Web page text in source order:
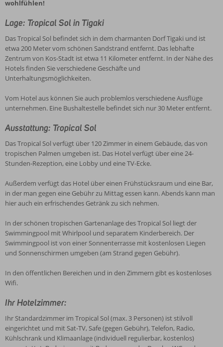
wohlfühlen!
Lage: Tropical Sol in Tigaki
Das Tropical Sol befindet sich in dem charmanten Dorf Tigaki und ist
etwa 200 Meter vom schönen Sandstrand entfernt. Das lebhafte
Zentrum von Kos-Stadt ist etwa 11 Kilometer entfernt. In der Nähe des
Hotels finden Sie verschiedene Geschäfte und
Unterhaltungsmöglichkeiten.
Vom Hotel aus können Sie auch problemlos verschiedene Ausflüge
unternehmen. Eine Bushaltestelle befindet sich nur 30 Meter entfernt.
Ausstattung: Tropical Sol
Das Tropical Sol verfügt über 120 Zimmer in einem Gebäude, das von
tropischen Palmen umgeben ist. Das Hotel verfügt über eine 24-
Stunden-Rezeption, eine Lobby und eine TV-Ecke.
Außerdem verfügt das Hotel über einen Frühstücksraum und eine Bar,
in der man gegen eine Gebühr zu Mittag essen kann. Abends kann man
hier auch ein erfrischendes Getränk zu sich nehmen.
In der schönen tropischen Gartenanlage des Tropical Sol liegt der
Swimmingpool mit Whirlpool und separatem Kinderbereich. Der
Swimmingpool ist von einer Sonnenterrasse mit kostenlosen Liegen
und Sonnenschirmen umgeben (am Strand gegen Gebühr).
In den öffentlichen Bereichen und in den Zimmern gibt es kostenloses
Wifi.
Ihr Hotelzimmer:
Ihr Standardzimmer im Tropical Sol (max. 3 Personen) ist stilvoll
eingerichtet und mit Sat-TV, Safe (gegen Gebühr), Telefon, Radio,
Kühlschrank und Klimaanlage (individuell regulierbar, kostenlos)